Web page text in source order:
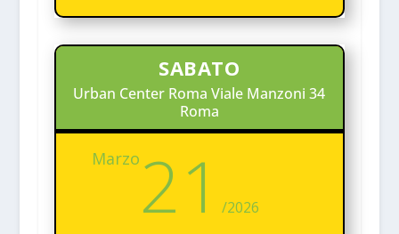
SABATO
Urban Center Roma Viale Manzoni 34
Roma
Marzo 21 /2026